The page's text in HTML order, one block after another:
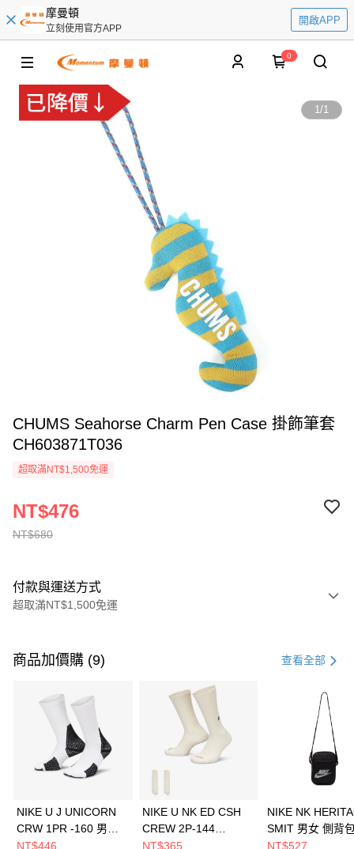
摩曼頓
立刻使用官方APP
開啟APP
0
1/1
CHUMS Seahorse Charm Pen Case 掛飾筆套
CH603871T036
超取滿NT$1,500免運
NT$680
NT$476
付款與運送方式
超取滿NT$1,500免運
信用卡一次付款
3 期 0 利率 每期 21家銀行
合作金庫商業銀行
第一商業銀行
華南商業銀行
彰化商業銀行
上海商業儲蓄銀行
Apple Pay
全盈+PAY
商品加價購 (9) 查看全部
NIKE U J UNICORN
CRW 1PR -160 男女
中統襪 FZ3393100
NT$446
NIKE U NK ED CSH
CREW 2P-144
EMBRDY 男女 短統襪
NT$365
NIKE NK
SMIT 男女 側背
BA5871010
NT$527